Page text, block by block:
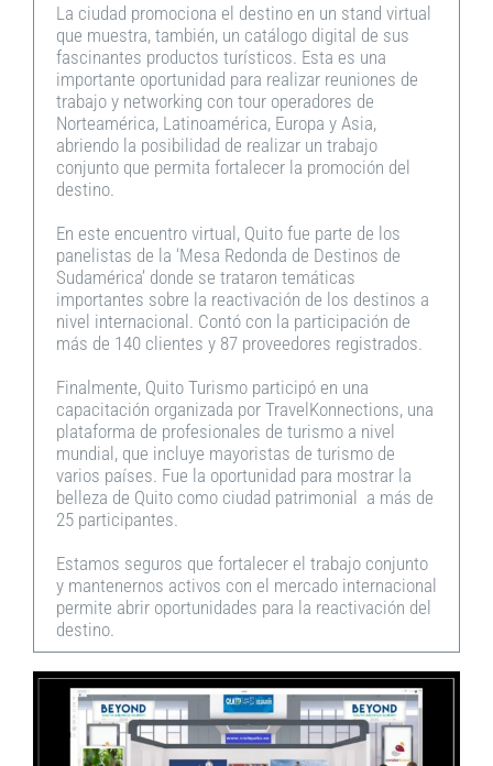
La ciudad promociona el destino en un stand virtual
que muestra, también, un catálogo digital de sus
fascinantes productos turísticos. Esta es una
importante oportunidad para realizar reuniones de
trabajo y networking con tour operadores de
Norteamérica, Latinoamérica, Europa y Asia,
abriendo la posibilidad de realizar un trabajo
conjunto que permita fortalecer la promoción del
destino.
En este encuentro virtual, Quito fue parte de los
panelistas de la ‘Mesa Redonda de Destinos de
Sudamérica’ donde se trataron temáticas
importantes sobre la reactivación de los destinos a
nivel internacional. Contó con la participación de
más de 140 clientes y 87 proveedores registrados.
Finalmente, Quito Turismo participó en una
capacitación organizada por TravelKonnections, una
plataforma de profesionales de turismo a nivel
mundial, que incluye mayoristas de turismo de
varios países. Fue la oportunidad para mostrar la
belleza de Quito como ciudad patrimonial a más de
25 participantes.
Estamos seguros que fortalecer el trabajo conjunto
y mantenernos activos con el mercado internacional
permite abrir oportunidades para la reactivación del
destino.